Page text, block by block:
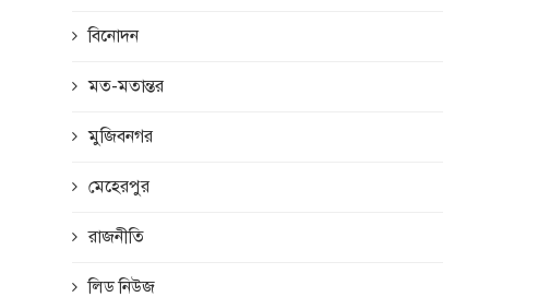
বিনোদন
মত-মতান্তর
মুজিবনগর
মেহেরপুর
রাজনীতি
লিড নিউজ